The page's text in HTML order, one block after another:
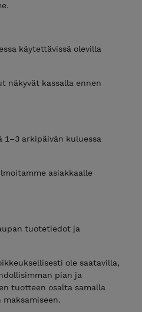
käytettävissä olevilla
näkyvät kassalla ennen
1–3 arkipäivän kuluessa
asiakkaalle
tuotetiedot ja
ole saatavilla,
pian ja
tuotteen osalta samalla